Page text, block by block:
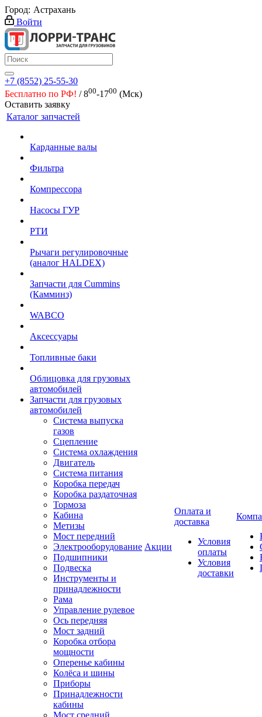
Город: Астрахань
Войти
+7 (8552) 25-55-30
Бесплатно по РФ! / 800-1700 (Мск)
Оставить заявку
Каталог запчастей
Карданные валы
Фильтра
Компрессора
Насосы ГУР
РТИ
Рычаги регулировочные
(аналог HALDEX)
Запчасти для Cummins
(Камминз)
WABCO
Аксессуары
Топливные баки
Облицовка для грузовых
автомобилей
Запчасти для грузовых
автомобилей
Система выпуска
газов
Сцепление
Система охлаждения
Двигатель
Система питания
Коробка передач
Коробка раздаточная
Тормоза
Кабина
Метизы
Мост передний
Электрооборудование
Подшипники
Подвеска
Инструменты и
принадлежности
Рама
Управление рулевое
Ось передняя
Мост задний
Коробка отбора
мощности
Оперенье кабины
Колёса и шины
Приборы
Принадлежности
кабины
Акции
Оплата и
доставка
Условия
оплаты
Условия
доставки